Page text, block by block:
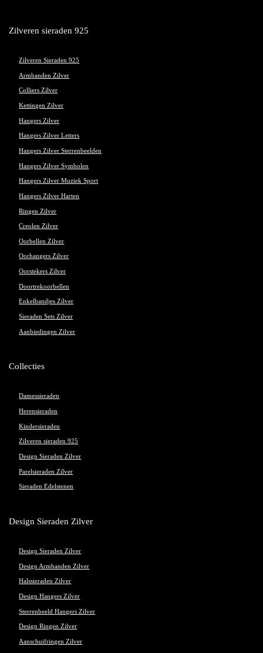
Zilveren sieraden 925
Zilveren Sieraden 925
Armbanden Zilver
Colliers Zilver
Kettingen Zilver
Hangers Zilver
Hangers Zilver Letters
Hangers Zilver Sterrenbeelden
Hangers Zilver Symbolen
Hangers Zilver Muziek Sport
Hangers Zilver Harten
Ringen Zilver
Creolen Zilver
Oorbellen Zilver
Oorhangers Zilver
Oorstekers Zilver
Doortrekoorbellen
Enkelbandjes Zilver
Sieraden Sets Zilver
Aanbiedingen Zilver
Collecties
Damessieraden
Herensieraden
Kindersieraden
Zilveren sieraden 925
Design Sieraden Zilver
Parelsieraden Zilver
Sieraden Edelstenen
Design Sieraden Zilver
Design Sieraden Zilver
Design Armbanden Zilver
Halssieraden Zilver
Design Hangers Zilver
Sterrenbeeld Hangers Zilver
Design Ringen Zilver
Aanschuifringen Zilver